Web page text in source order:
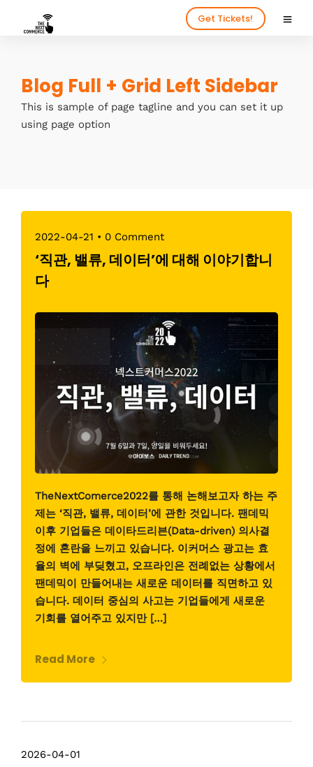
Get Tickets!
Blog Full + Grid Left Sidebar
This is sample of page tagline and you can set it up
using page option
2022-04-21 • 0 Comment
‘직관, 밸류, 데이터’에 대해 이야기합니
다
TheNextComerce2022를 통해 논해보고자 하는 주
제는 ‘직관, 밸류, 데이터’에 관한 것입니다. 팬데믹
이후 기업들은 데이타드리븐(Data-driven) 의사결
정에 혼란을 느끼고 있습니다. 이커머스 광고는 효
율의 벽에 부딪혔고, 오프라인은 전례없는 상황에서
팬데믹이 만들어내는 새로운 데이터를 직면하고 있
습니다. 데이터 중심의 사고는 기업들에게 새로운
기회를 열어주고 있지만 […]
Read More
2026-04-01